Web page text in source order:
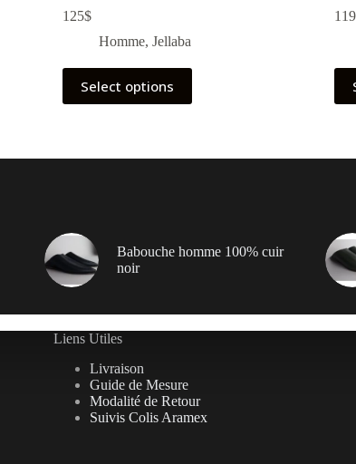
125$
Homme, Jellaba
Select options
119
Babouche homme 100% cuir
noir
Liens Utiles
Livraison
Guide de Mesure
Modalité de Retour
Suivis Colis Aramex